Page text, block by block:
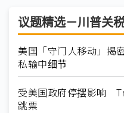
议题精选－川普关
美国「守门人移动」揭
私输中细节
受美国政府停摆影响
跳票